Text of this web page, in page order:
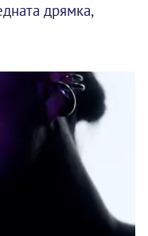
дрямка,